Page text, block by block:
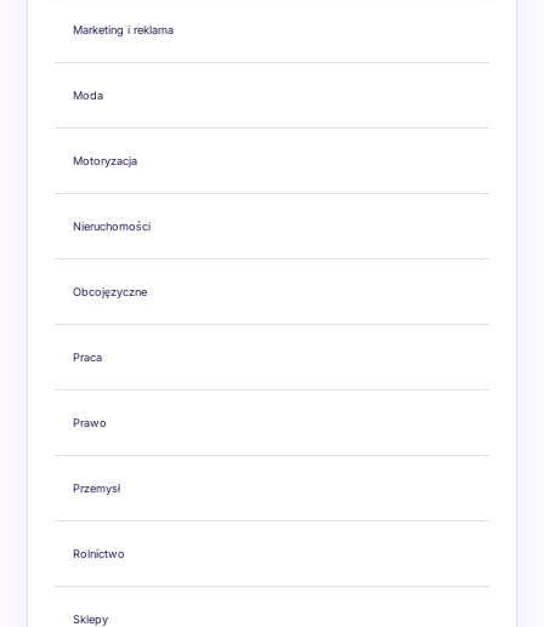
Marketing i reklama
Moda
Motoryzacja
Nieruchomości
Obcojęzyczne
Praca
Prawo
Przemysł
Rolnictwo
Sklepy